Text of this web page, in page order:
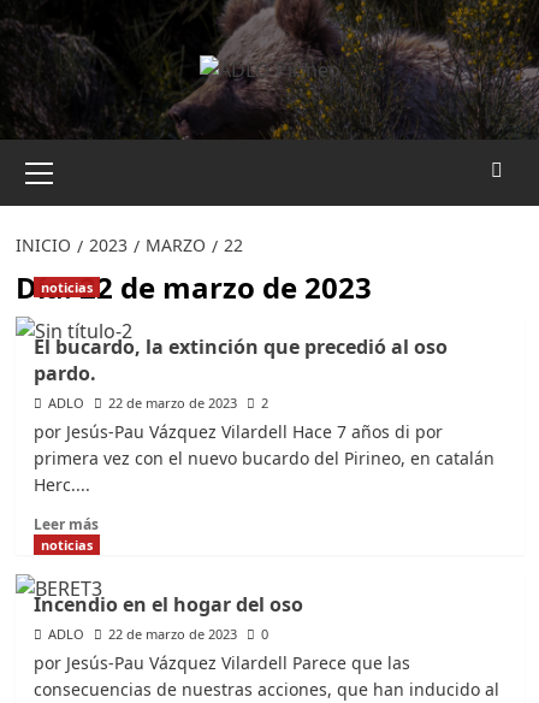
Saltar
al
contenido
primario
INICIO 2023 MARZO 22
Día:22 de marzo de 2023
noticias
El bucardo, la extinción que precedió al oso
pardo.
ADLO 22 de marzo de 2023 2
por Jesús-Pau Vázquez Vilardell Hace 7 años di por
primera vez con el nuevo bucardo del Pirineo, en catalán
Herc....
Leer másLeer
El
bucardo,
la
extinción
noticias
Incendio en el hogar del oso
ADLO 22 de marzo de 2023 0
por Jesús-Pau Vázquez Vilardell Parece que las
consecuencias de nuestras acciones, que han inducido al